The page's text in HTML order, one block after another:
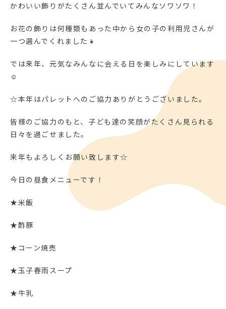
かわいい飾りがたくさん並んでいてみんなソワソワ！
お花の飾りは何種類もあった中から女の子の利用児さんが
一つ選んでくれました👧
では来年、元気なみんなに会える日を楽しみにしています
☺
☆本年はパレットへのご協力ありがとうございました。
皆様のご協力のもと、子ども達の笑顔がたくさん見られる
日々を過ごせました。
来年もよろしくお願い致します☆
今日の昼食メニューです！
★米飯
★酢豚
★コーン焼売
★玉子春雨スープ
★牛乳